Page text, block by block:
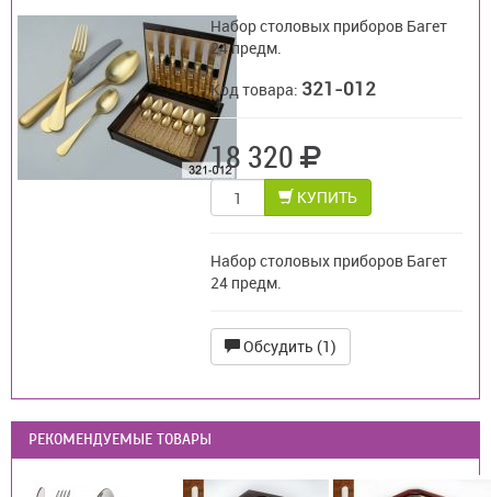
Набор столовых приборов Багет
24 предм.
Код товара: 321-012
18 320
КУПИТЬ
Набор столовых приборов Багет
24 предм.
Обсудить (1)
РЕКОМЕНДУЕМЫЕ ТОВАРЫ